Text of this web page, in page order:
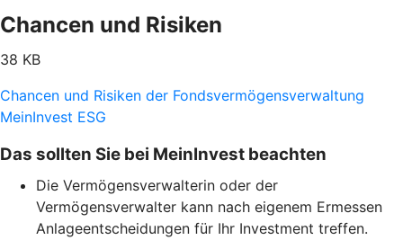
Chancen und Risiken
38 KB
Chancen und Risiken der Fondsvermögensverwaltung
MeinInvest ESG
Das sollten Sie bei MeinInvest beachten
Die Vermögensverwalterin oder der
Vermögensverwalter kann nach eigenem Ermessen
Anlageentscheidungen für Ihr Investment treffen.